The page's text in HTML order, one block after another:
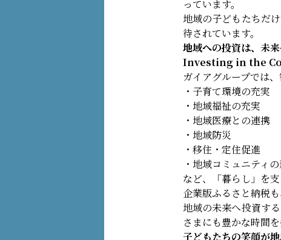
っています。
地域の子どもたちだ
待されています。
地域への投資は、未
Investing in the
ガイアグループでは
・子育て環境の充実
・地域福祉の充実
・地域医療との連携
・地域防災
・移住・定住促進
・地域コミュニティ
など、「暮らし」を
企業版ふるさと納税
地域の未来へ投資す
さまにも豊かな時間
子どもたちの笑顔が